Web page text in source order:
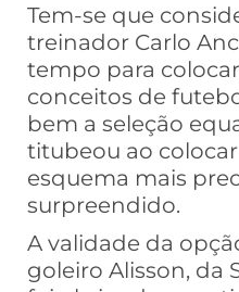
Tem-se que
treinador Carlo
tempo para
conceitos de
bem a seleção
titubeou ao
esquema mais
surpreendido.
A validade da
goleiro Alisson, da